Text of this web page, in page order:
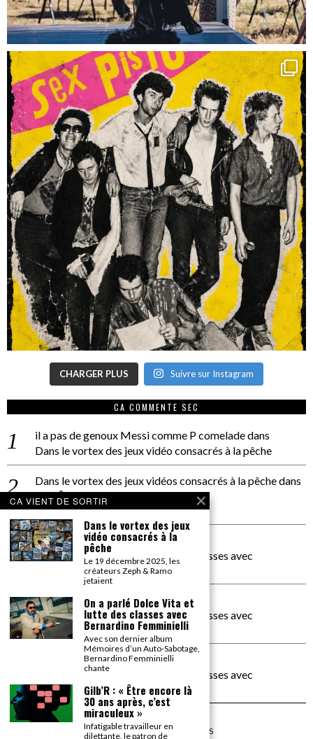
CHARGER PLUS Suivre sur Instagram
CA COMMENTE SEC
il a pas de genoux Messi comme P comeladedans
Dans le vortex des jeux vidéo consacrés à la pêche
Dans le vortex des jeux vidéos consacrés à la pêchedans
PACÔME THIELLEMENT
La séance d’Hip Gnose
La Patrie
dans
On a parlé Dolce Vita et lutte des classes avec
Bernardino Femminielli
carte noire negra à l'o tiededans
On a parlé Dolce Vita et lutte des classes avec
Bernardino Femminielli
moise et son mascarédans
On a parlé Dolce Vita et lutte des classes avec
Bernardino Femminielli
©2026TOUS DROITS RÉSERVÉS
CA VIENT DE SORTIR
Dans le vortex des jeux
vidéo consacrés à la
pêche
Le 19 décembre 2025, les
créateurs Zeph & Ramo
jetaient
On a parlé Dolce Vita et
lutte des classes avec
Bernardino Femminielli
Avec son dernier album
Mémoires d’un Auto-Sabotage,
Bernardino Femminielli
chante
Gilb’R : « Être encore là
30 ans après, c’est
miraculeux »
Infatigable travailleur en
dilettante, le patron de